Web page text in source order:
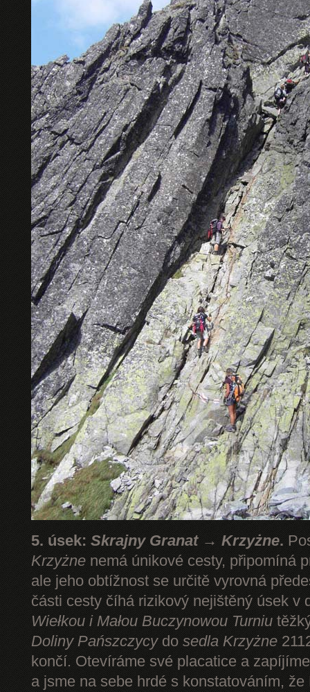
5. úsek: Skrajny Granat → Krzyżne.
Krzyżne nemá únikové cesty, připomíná
ale jeho obtížnost se určitě vyrovná
části cesty číhá rizikový nejištěný úsek v
Wiełkou i Małou Buczynowou Turniu
Doliny Pańszczycydo sedla Krzyżne
končí. Otevíráme své placatice a
a jsme na sebe hrdé s konstatováním,